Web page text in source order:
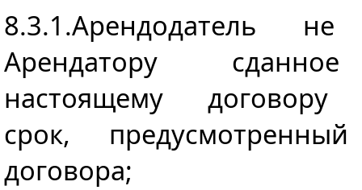
8.3.1.Арендодатель
Арендатору
настоящему
срок, предусмотренный
договора;